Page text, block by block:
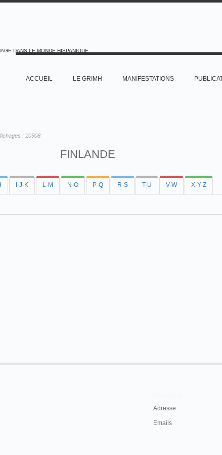
DANS LE MONDE HISPANIQUE
ACCUEIL LE GRIMH MANIFESTATIONS
: 10908
FINLANDE
I-J-K L-M N-O P-Q R-S T-U V-W X-Y-Z
Adresse
Emails